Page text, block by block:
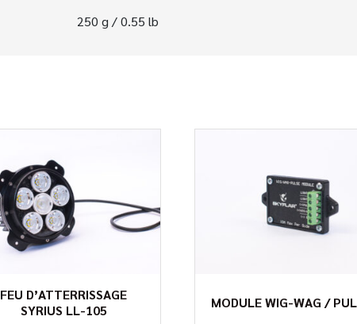
250 g / 0.55 lb
FEU D’ATTERRISSAGE
SYRIUS LL-105
MODULE WIG-WAG /